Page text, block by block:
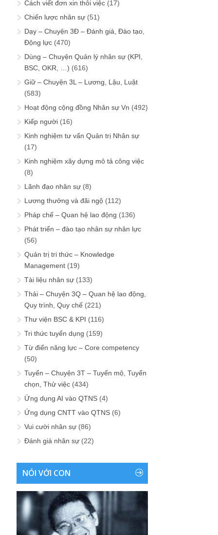
Cách viết đơn xin thôi việc (17)
Chiến lược nhân sự (51)
Dạy – Chuyện 3Đ – Đánh giá, Đào tạo,
Động lực (470)
Dùng – Chuyện Quản lý nhân sự (KPI,
BSC, OKR, …) (616)
Giữ – Chuyện 3L – Lương, Lậu, Luật
(583)
Hoạt động cộng đồng Nhân sự Vn (492)
Kiếp người (16)
Kinh nghiệm tư vấn Quản trị Nhân sự
(17)
Kinh nghiệm xây dựng mô tả công việc
(8)
Lãnh đạo nhân sự (8)
Lương thưởng và đãi ngộ (112)
Pháp chế – Quan hệ lao động (136)
Phát triển – đào tạo nhân sự nhân lực
(56)
Quản trị tri thức – Knowledge
Management (19)
Tài liệu nhân sự (133)
Thải – Chuyện 3Q – Quan hệ lao động,
Quy trình, Quy chế (221)
Thư viện BSC & KPI (116)
Tri thức tuyển dụng (159)
Từ điển năng lực – Core competency
(50)
Tuyển – Chuyện 3T – Tuyển mộ, Tuyển
chọn, Thử việc (434)
Ứng dụng AI vào QTNS (4)
Ứng dụng CNTT vào QTNS (6)
Vui cười nhân sự (86)
Đánh giá nhân sự (22)
NÓI VỚI CON